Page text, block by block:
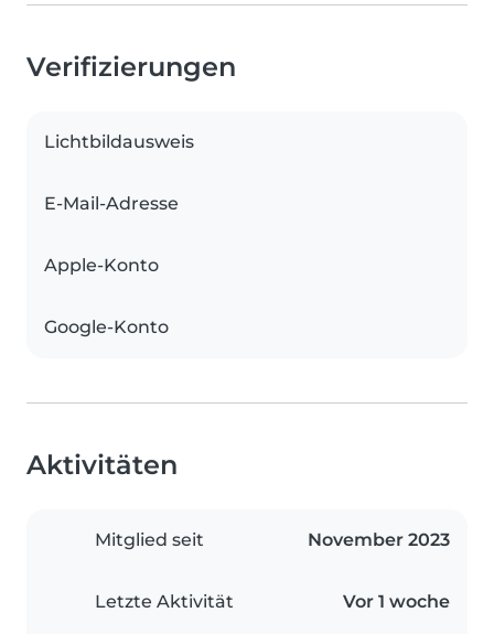
Verifizierungen
Lichtbildausweis
E-Mail-Adresse
Apple-Konto
Google-Konto
Aktivitäten
Mitglied seit November 2023
Letzte Aktivität Vor 1 woche